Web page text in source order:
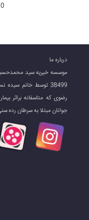
درباره ما
38499 توسط خانم
رضوی که متاسفانه براثر
جوانان مبتلا به سرطان رده سنی 16-30 سال تاسیس شده